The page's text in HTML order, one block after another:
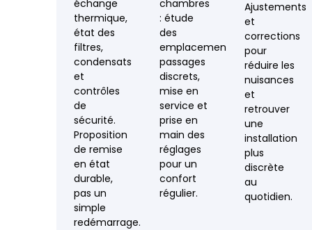
échange
thermique,
état des
filtres,
condensats
et
contrôles
de
sécurité.
Proposition
de remise
en état
durable,
pas un
simple
redémarrage.
chambres
: étude
des
emplacements,
passages
discrets,
mise en
service et
prise en
main des
réglages
pour un
confort
régulier.
Ajustements
et
corrections
pour
réduire les
nuisances
et
retrouver
une
installation
plus
discrète
au
quotidien.